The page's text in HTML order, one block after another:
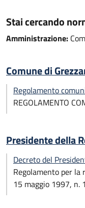
Stai cercando
Amministrazione:
Comune di
Regolamento
REGOLAMENTO
Presidente della
Decreto del
Regolamento per
15 maggio 1997, n.